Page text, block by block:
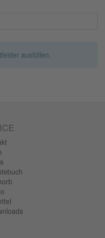
ausfüllen.